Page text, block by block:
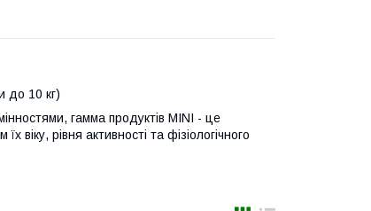
до 10 кг)
гамма продуктів MINI - це
віку, рівня активності та фізіологічного